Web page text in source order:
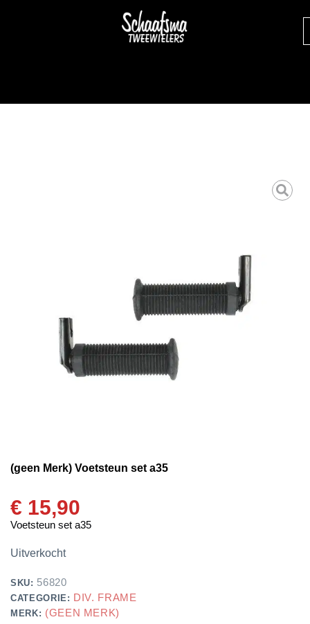
(geen Merk) Voetsteun set a35
€ 15,90
Voetsteun set a35
Uitverkocht
SKU: 56820
CATEGORIE: DIV. FRAME
MERK: (GEEN MERK)